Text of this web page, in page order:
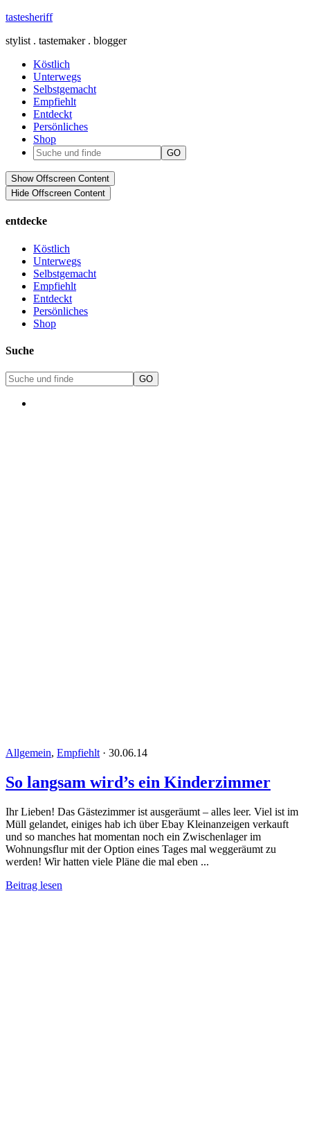
tastesheriff
stylist . tastemaker . blogger
Köstlich
Unterwegs
Selbstgemacht
Empfiehlt
Entdeckt
Persönliches
Shop
Show Offscreen Content
Hide Offscreen Content
entdecke
Köstlich
Unterwegs
Selbstgemacht
Empfiehlt
Entdeckt
Persönliches
Shop
Suche
Allgemein, Empfiehlt · 30.06.14
So langsam wird’s ein Kinderzimmer
Ihr Lieben! Das Gästezimmer ist ausgeräumt – alles leer. Viel ist im
Müll gelandet, einiges hab ich über Ebay Kleinanzeigen verkauft
und so manches hat momentan noch ein Zwischenlager im
Wohnungsflur mit der Option eines Tages mal weggeräumt zu
werden! Wir hatten viele Pläne die mal eben ...
Beitrag lesen